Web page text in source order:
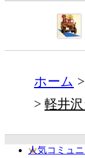
ホーム
軽井
人気コミュ